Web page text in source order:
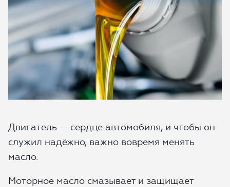
Двигатель — сердце автомобиля, и чтобы он
служил надёжно, важно вовремя менять
масло.
Моторное масло смазывает и защищает
ОТПРАВИТЬ
Какой автомобиль рассматриваете
Настоящим я подтверждаю свое ознакомление и